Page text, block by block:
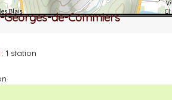
de-Commiers
: 1 station